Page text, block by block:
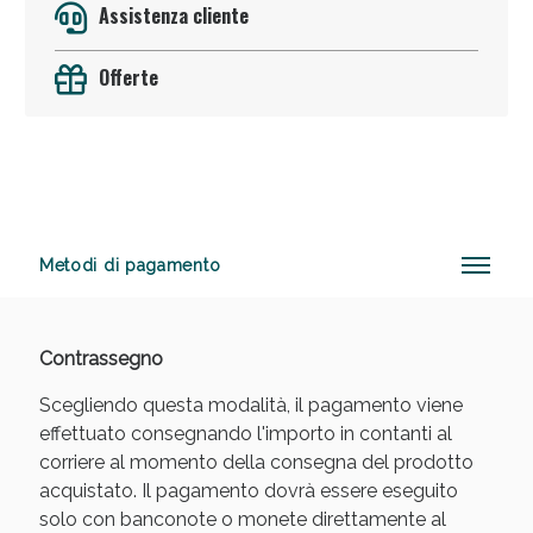
Assistenza cliente
Offerte
Metodi di pagamento
Contrassegno
Scegliendo questa modalità, il pagamento viene
effettuato consegnando l'importo in contanti al
corriere al momento della consegna del prodotto
acquistato. Il pagamento dovrà essere eseguito
solo con banconote o monete direttamente al
Sconto fino al 55% disponibile oggi!